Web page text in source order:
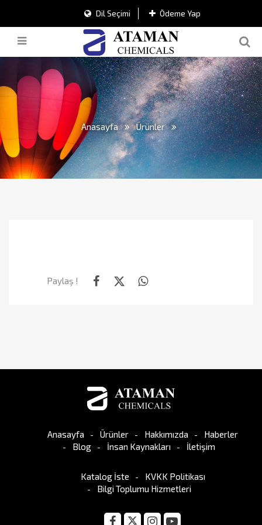
Dil Seçimi Ödeme Yap
Anasayfa Ürünler
Paylaş !
Anasayfa Ürünler Hakkımızda
Haberler
Blog
İnsan Kaynakları İletişim
Katalog İste
KVKK Politikası
Bilgi Toplumu Hizmetleri